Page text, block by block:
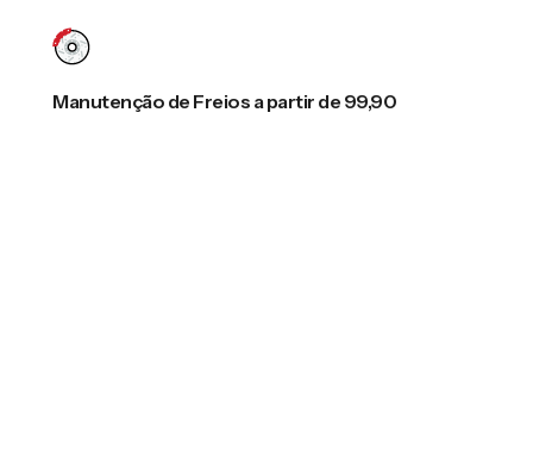
Manutenção de Freios a partir de 99,90